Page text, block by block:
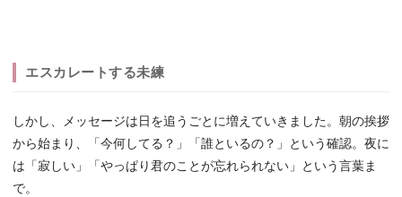
エスカレートする未練
しかし、メッセージは日を追うごとに増えていきました。朝の挨拶
から始まり、「今何してる？」「誰といるの？」という確認。夜に
は「寂しい」「やっぱり君のことが忘れられない」という言葉ま
で。